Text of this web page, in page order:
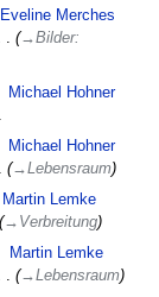
Eveline Merches
→Bilder:
Michael Hohner
Michael Hohner
→Lebensraum
Martin Lemke
→ Verbreitung
Martin Lemke
→Lebensraum